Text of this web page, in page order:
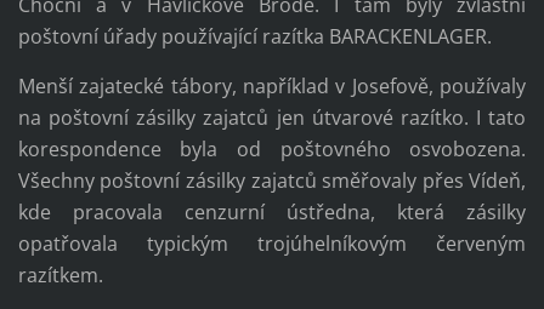
poštovní úřady používající razítka BARACKENLAGER.
Menší zajatecké tábory, například v Josefově, používaly
na poštovní zásilky zajatců jen útvarové razítko. I tato
korespondence byla od poštovného osvobozena.
Všechny poštovní zásilky zajatců směřovaly přes Vídeň,
kde pracovala cenzurní ústředna, která zásilky
opatřovala typickým trojúhelníkovým červeným
razítkem.